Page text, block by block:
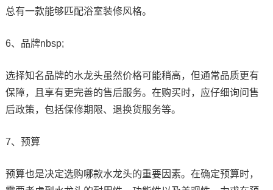
总有一款能够匹配浴室装修风格。
6、品牌nbsp;
选择知名品牌的水龙头虽然价格可能稍高，但通常品质更有
保障，且享有更完善的售后服务。在购买时，应仔细询问售
后政策，包括保修期限、退换货服务等。
7、预算
预算也是决定选购哪款水龙头的重要因素。在确定预算时，